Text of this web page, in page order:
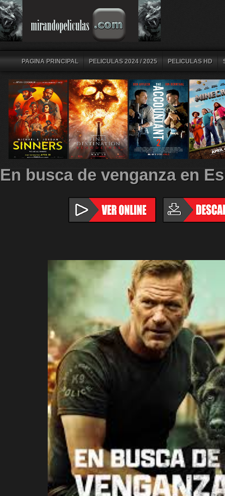
PAGINA PRINCIPAL PELICULAS 2024 / 2025 PELICULAS HD
En busca de venganza en